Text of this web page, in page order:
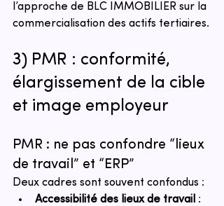
l’approche de BLC IMMOBILIER sur la
commercialisation des actifs tertiaires.
3) PMR : conformité,
élargissement de la cible
et image employeur
PMR : ne pas confondre “lieux
de travail” et “ERP”
Deux cadres sont souvent confondus :
Accessibilité des lieux de travail :